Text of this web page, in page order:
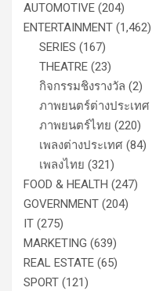
AUTOMOTIVE (204)
ENTERTAINMENT (1,462)
SERIES (167)
THEATRE (23)
กิจกรรมชิงรางวัล (2)
ภาพยนตร์ต่างประเทศ
ภาพยนตร์ไทย (220)
เพลงต่างประเทศ (84)
เพลงไทย (321)
FOOD & HEALTH (247)
GOVERNMENT (204)
IT (275)
MARKETING (639)
REAL ESTATE (65)
SPORT (121)